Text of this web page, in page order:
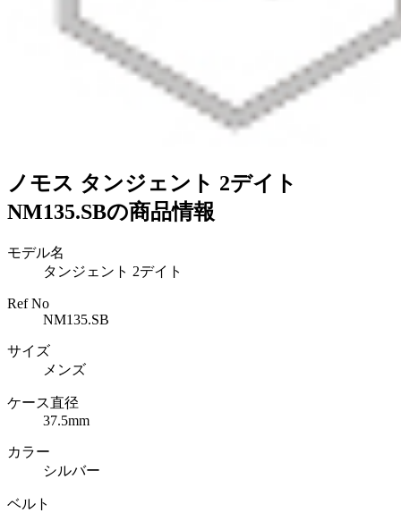
ノモス タンジェント 2デイト
NM135.SBの商品情報
モデル名
タンジェント 2デイト
Ref No
NM135.SB
サイズ
メンズ
ケース直径
37.5mm
カラー
シルバー
ベルト